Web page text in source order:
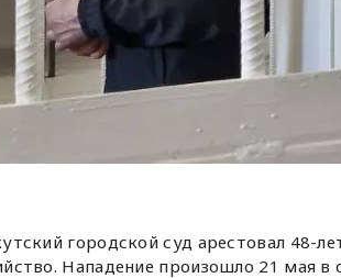
городской суд арестовал 48-
Нападение произошло 21 мая